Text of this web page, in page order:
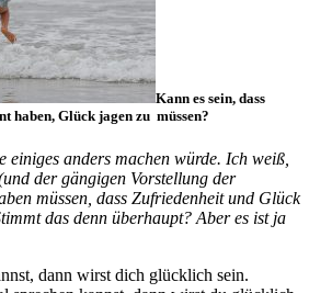
Kann es sein, dass
haben, Glück jagen zu müssen?
einiges anders machen würde. Ich weiß,
der gängigen Vorstellung der
müssen, dass Zufriedenheit und Glück
das denn überhaupt? Aber es ist ja
dann wirst dich glücklich sein.